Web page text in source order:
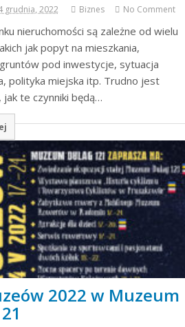
grudnia, 2022 Biznes No Comment
nieruchomości są zależne od wielu
jak popyt na mieszkania,
pod inwestycje, sytuacja
polityka miejska itp. Trudno jest
te czynniki będą…
2022 w Muzeum